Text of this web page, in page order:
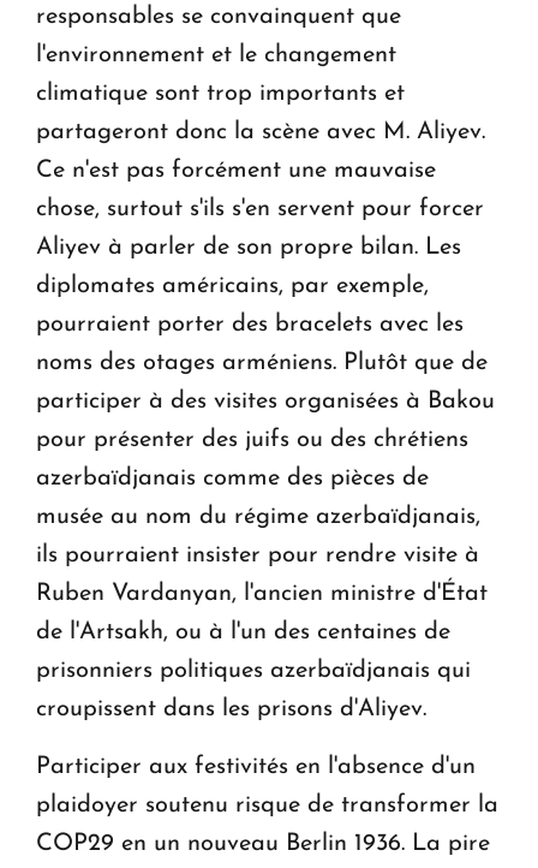
responsables se convainquent que
l'environnement et le changement
climatique sont trop importants et
partageront donc la scène avec M. Aliyev.
Ce n'est pas forcément une mauvaise
chose, surtout s'ils s'en servent pour forcer
Aliyev à parler de son propre bilan. Les
diplomates américains, par exemple,
pourraient porter des bracelets avec les
noms des otages arméniens. Plutôt que de
participer à des visites organisées à Bakou
pour présenter des juifs ou des chrétiens
azerbaïdjanais comme des pièces de
musée au nom du régime azerbaïdjanais,
ils pourraient insister pour rendre visite à
Ruben Vardanyan, l'ancien ministre d'État
de l'Artsakh, ou à l'un des centaines de
prisonniers politiques azerbaïdjanais qui
croupissent dans les prisons d'Aliyev.
Participer aux festivités en l'absence d'un
plaidoyer soutenu risque de transformer la
COP29 en un nouveau Berlin 1936. La pire